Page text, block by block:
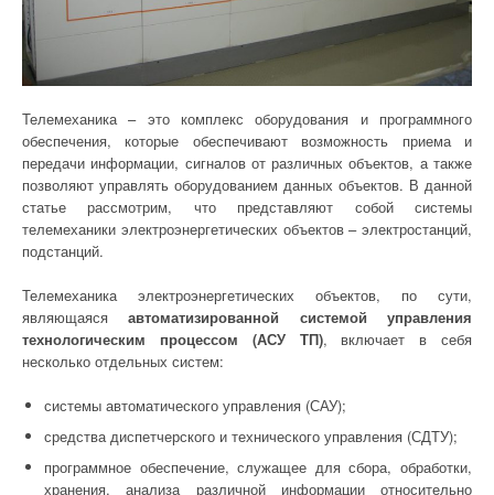
Телемеханика – это комплекс оборудования и программного
обеспечения, которые обеспечивают возможность приема и
передачи информации, сигналов от различных объектов, а также
позволяют управлять оборудованием данных объектов. В данной
статье рассмотрим, что представляют собой системы
телемеханики электроэнергетических объектов – электростанций,
подстанций.
Телемеханика электроэнергетических объектов, по сути,
являющаясяавтоматизированной системой управления
технологическим процессом (АСУ ТП), включает в себя
несколько отдельных систем:
системы автоматического управления (САУ);
средства диспетчерского и технического управления (СДТУ);
программное обеспечение, служащее для сбора, обработки,
хранения, анализа различной информации относительно